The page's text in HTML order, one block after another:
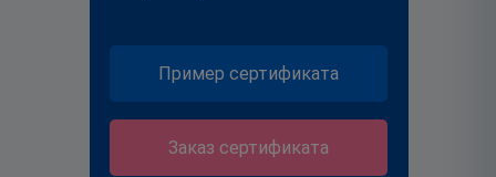
Пример сертификата
Заказ сертификата